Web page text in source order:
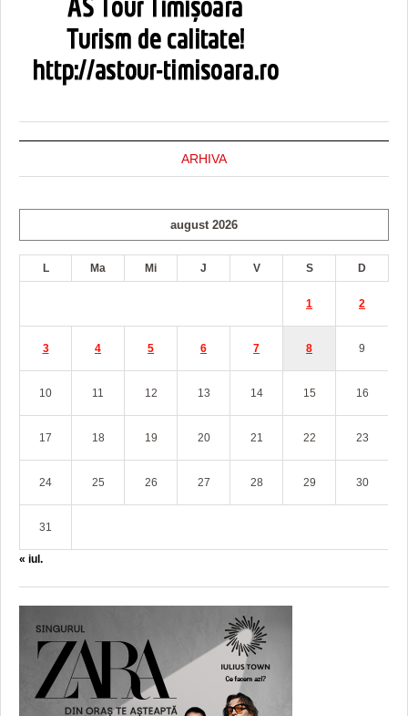
ARHIVA
august 2026
L Ma Mi J V S D
1 2
3 4 5 6 7 8 9
10 11 12 13 14 15 16
17 18 19 20 21 22 23
24 25 26 27 28 29 30
31
« iul.